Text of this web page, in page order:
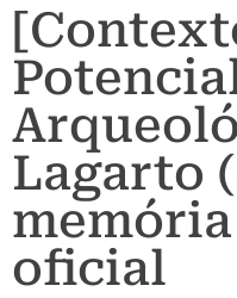
Lagarto
oficial